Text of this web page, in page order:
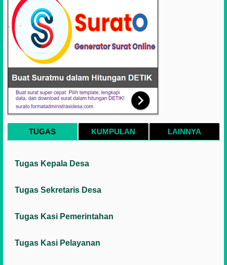
TUGAS KUMPULAN LAINNYA
Tugas Kepala Desa
Tugas Sekretaris Desa
Tugas Kasi Pemerintahan
Tugas Kasi Pelayanan